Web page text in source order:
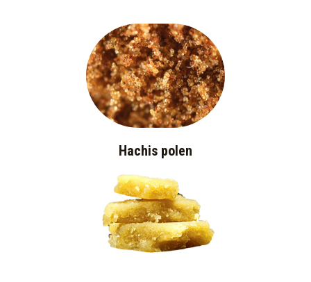
Hachis polen